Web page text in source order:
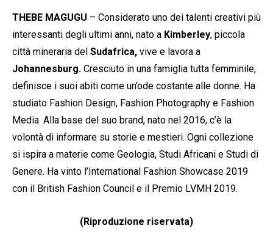
THEBE MAGUGU – Considerato uno dei talenti creativi più
interessanti degli ultimi anni, nato a Kimberley, piccola
città mineraria del Sudafrica, vive e lavora a
Johannesburg. Cresciuto in una famiglia tutta femminile,
definisce i suoi abiti come un’ode costante alle donne. Ha
studiato Fashion Design, Fashion Photography e Fashion
Media. Alla base del suo brand, nato nel 2016, c’è la
volontà di informare su storie e mestieri. Ogni collezione
si ispira a materie come Geologia, Studi Africani e Studi di
Genere. Ha vinto l’International Fashion Showcase 2019
con il British Fashion Council e il Premio LVMH 2019.
(Riproduzione riservata)